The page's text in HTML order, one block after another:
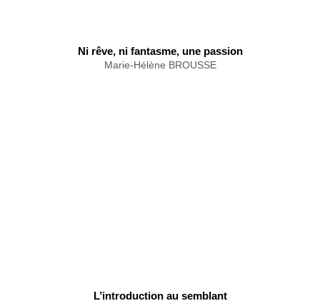
Ni rêve, ni fantasme, une passion
Marie-Hélène BROUSSE
L’introduction au semblant